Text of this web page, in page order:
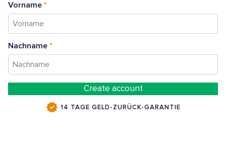
Vorname *
Nachname *
Create account
14 TAGE GELD-ZURÜCK-GARANTIE